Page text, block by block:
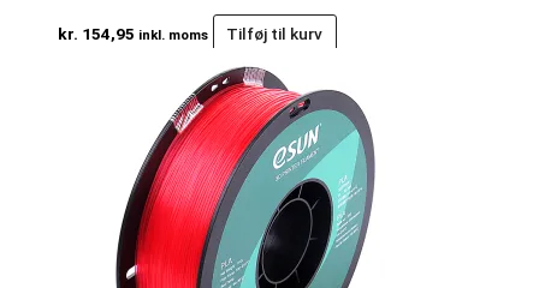
kr. 154,95 inkl. moms Tilføj til kurv